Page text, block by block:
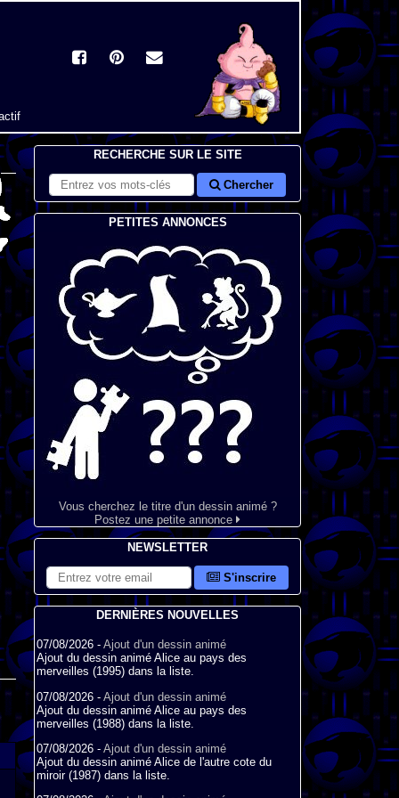
RECHERCHE SUR LE SITE
Chercher
PETITES ANNONCES
Vous cherchez le titre d'un dessin animé ?
Postez une petite annonce
NEWSLETTER
S'inscrire
DERNIÈRES NOUVELLES
07/08/2026 - Ajout d'un dessin animé
Ajout du dessin animé Alice au pays des
merveilles (1995) dans la liste.
07/08/2026 - Ajout d'un dessin animé
Ajout du dessin animé Alice au pays des
merveilles (1988) dans la liste.
07/08/2026 - Ajout d'un dessin animé
Ajout du dessin animé Alice de l'autre cote du
miroir (1987) dans la liste.